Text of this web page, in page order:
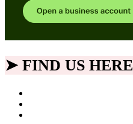
➤ FIND US HERE